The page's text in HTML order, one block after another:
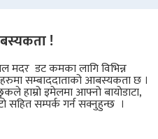
!
मदर डट कमका लागि विभिन्न
सम्बाददाताको आबस्यकता छ ।
हाम्रो इमेलमा आफ्नो बायोडाटा,
सहित सम्पर्क गर्न सक्नुहुन्छ ।